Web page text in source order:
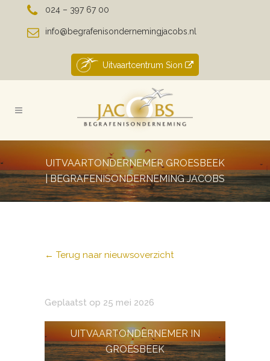
024 – 397 67 00
info@begrafenisondernemingjacobs.nl
Uitvaartcentrum Sion
UITVAARTONDERNEMER GROESBEEK
| BEGRAFENISONDERNEMING JACOBS
← Terug naar nieuwsoverzicht
Geplaatst op 25 mei 2026
UITVAARTONDERNEMER IN
GROESBEEK